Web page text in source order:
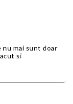
nu mai sunt doar
si